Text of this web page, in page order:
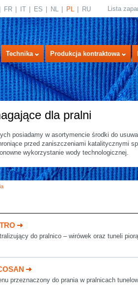
FR IT ES NL PL RU Lista
Technika Produkcja kontraktowa
dla pralni
posiadamy w asortymencie środki do
przed zaniszczeniami katalitycznymi
wykorzystanie wody technologicznej.
do pralnico – wirówek oraz tuneli
przeznaczony do prania w pralnicach